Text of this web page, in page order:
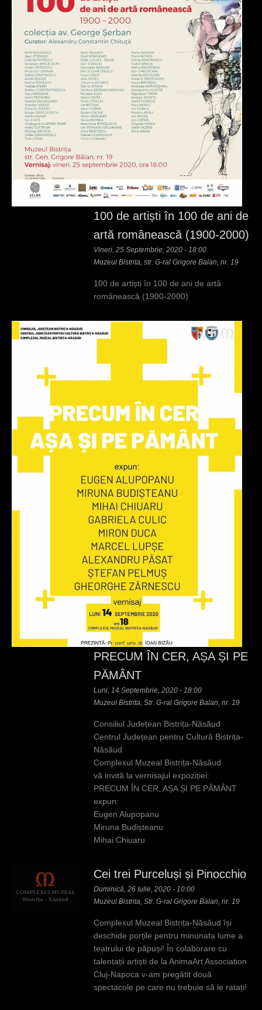
100 de artiști în 100 de ani de
artă românească (1900-2000)
Vineri, 25 Septembrie, 2020 - 18:00
Muzeul Bistrita, str. G-ral Grigore Balan, nr. 19
100 de artiști în 100 de ani de artă
românească (1900-2000)
PRECUM ÎN CER, AȘA ȘI PE
PĂMÂNT
Luni, 14 Septembrie, 2020 - 18:00
Muzeul Bistrita, Str. G-ral Grigore Balan, nr. 19
Consiliul Județean Bistrița-Năsăud
Centrul Județean pentru Cultură Bistrița-
Năsăud
Complexul Muzeal Bistrița-Năsăud
vă invită la vernisajul expoziției:
PRECUM ÎN CER, AȘA ȘI PE PĂMÂNT
expun:
Eugen Alupopanu
Miruna Budișteanu
Mihai Chiuaru
Cei trei Purceluși și Pinocchio
Duminică, 26 Iulie, 2020 - 10:00
Muzeul Bistrita, Str. G-ral Grigore Balan, nr. 19
Complexul Muzeal Bistrița-Năsăud își
deschide porțile pentru minunata lume a
teatrului de păpuși! În colaborare cu
talentații artiști de la AnimaArt Association
Cluj-Napoca v-am pregătit două
spectacole pe care nu trebuie să le ratați!